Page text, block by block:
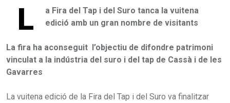
L
a Fira del Tap i del Suro tanca la vuitena
edició amb un gran nombre de visitants
La fira ha aconseguit l’objectiu de difondre patrimoni
vinculat a la indústria del suro i del tap de Cassà i de les
Gavarres
La vuitena edició de la Fira del Tap i del Suro va finalitzar